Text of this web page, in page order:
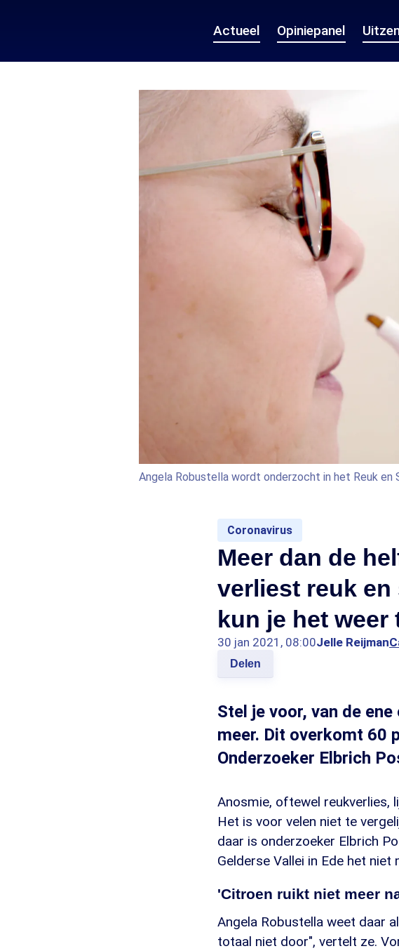
Actueel Opiniepanel
Angela Robustella wordt onderzocht in het Reuk en
Coronavirus
Meer dan de
verliest reuk
kun je het
30 jan 2021, 08:00Jelle Reijman
Delen
Stel je voor, van de
meer. Dit overkomt 60
Onderzoeker Elbrich
Anosmie, oftewel reukverlies,
Het is voor velen niet te
daar is onderzoeker Elbrich
Gelderse Vallei in Ede het
'Citroen ruikt niet meer
Angela Robustella weet daar
totaal niet door", vertelt ze.